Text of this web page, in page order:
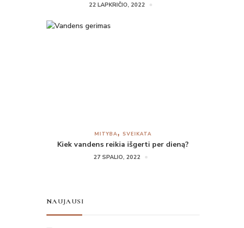
22 LAPKRIČIO, 2022
MITYBA SVEIKATA
Kiek vandens reikia išgerti per dieną?
27 SPALIO, 2022
NAUJAUSI